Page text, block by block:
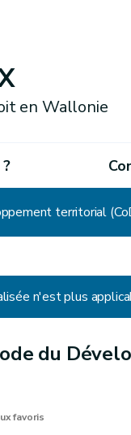
en Wallonie
territorial
n'est plus
du
favoris